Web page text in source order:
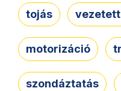
tojás
motorizáció
szondáztatás